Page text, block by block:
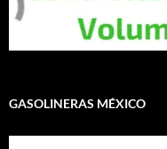
GASOLINERAS MÉXICO